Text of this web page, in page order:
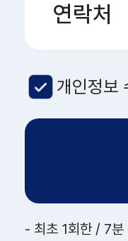
연락처
개인정보
- 최초 1회한 / 7분